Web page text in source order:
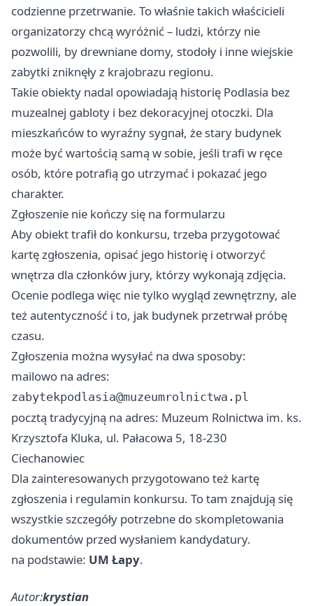
codzienne przetrwanie. To właśnie takich właścicieli
organizatorzy chcą wyróżnić – ludzi, którzy nie
pozwolili, by drewniane domy, stodoły i inne wiejskie
zabytki zniknęły z krajobrazu regionu.
Takie obiekty nadal opowiadają historię Podlasia bez
muzealnej gabloty i bez dekoracyjnej otoczki. Dla
mieszkańców to wyraźny sygnał, że stary budynek
może być wartością samą w sobie, jeśli trafi w ręce
osób, które potrafią go utrzymać i pokazać jego
charakter.
Zgłoszenie nie kończy się na formularzu
Aby obiekt trafił do konkursu, trzeba przygotować
kartę zgłoszenia, opisać jego historię i otworzyć
wnętrza dla członków jury, którzy wykonają zdjęcia.
Ocenie podlega więc nie tylko wygląd zewnętrzny, ale
też autentyczność i to, jak budynek przetrwał próbę
czasu.
Zgłoszenia można wysyłać na dwa sposoby:
mailowo na adres:
zabytekpodlasia@muzeumrolnictwa.pl
pocztą tradycyjną na adres: Muzeum Rolnictwa im. ks.
Krzysztofa Kluka, ul. Pałacowa 5, 18-230
Ciechanowiec
Dla zainteresowanych przygotowano też kartę
zgłoszenia i regulamin konkursu. To tam znajdują się
wszystkie szczegóły potrzebne do skompletowania
dokumentów przed wysłaniem kandydatury.
na podstawie: UM Łapy.
Autor:krystian